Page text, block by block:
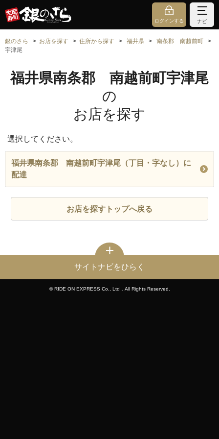
ログインする ナビ
銀のさら お店を探す 住所から探す 福井県
南条郡 南越前町
宇津尾
福井県南条郡 南越前町宇津尾
の
お店を探す
選択してください。
福井県南条郡 南越前町宇津尾（丁目・字なし）に
配達
お店を探すトップへ戻る
サイトナビをひらく
© RIDE ON EXPRESS Co., Ltd．All Rights Reserved.